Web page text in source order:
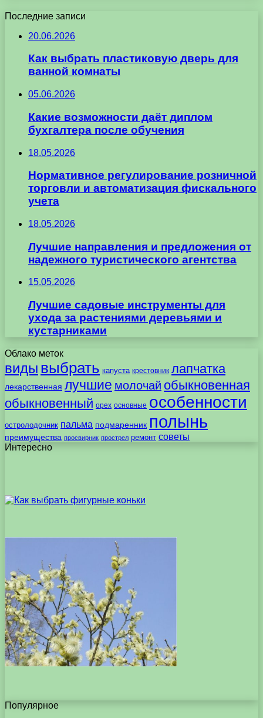
Последние записи
20.06.2026
Как выбрать пластиковую дверь для
ванной комнаты
05.06.2026
Какие возможности даёт диплом
бухгалтера после обучения
18.05.2026
Нормативное регулирование розничной
торговли и автоматизация фискального
учета
18.05.2026
Лучшие направления и предложения от
надежного туристического агентства
15.05.2026
Лучшие садовые инструменты для
ухода за растениями деревьями и
кустарниками
Облако меток
виды выбрать капуста крестовник лапчатка
лекарственная лучшие молочай обыкновенная
обыкновенный орех основные особенности
остролодочник пальма подмаренник полынь
преимущества просвирник прострел ремонт советы
Интересно
Популярное